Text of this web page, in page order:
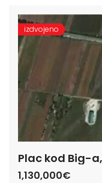
izdvojeno
Plac kod Big-
1,130,000€